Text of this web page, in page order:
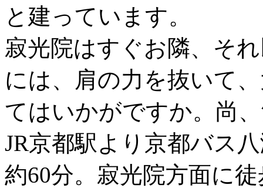
と建っています。
寂光院はすぐお隣、そ
には、肩の力を抜いて
てはいかがですか。尚
JR京都駅より京都バス
約60分。寂光院方面に